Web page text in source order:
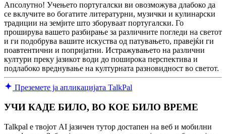
Апсолутно! Учењето португалски ви овозможува длабоко да
се вклучите во богатите литературни, музички и кулинарски
традиции на земјите што зборуваат португалски. Го
проширува вашето разбирање за различните погледи на светот
и ги подобрува вашите искуства од патувањето, правејќи ги
поавтентични и попријатни. Истражувањето на различни
култури преку јазикот води до поширока перспектива и
подлабоко вреднување на културната разновидност во светот.
Преземете ја апликацијата TalkPal
УЧИ КАДЕ БИЛО, ВО КОЕ БИЛО ВРЕМЕ
Talkpal е твојот AI јазичен тутор достапен на веб и мобилни